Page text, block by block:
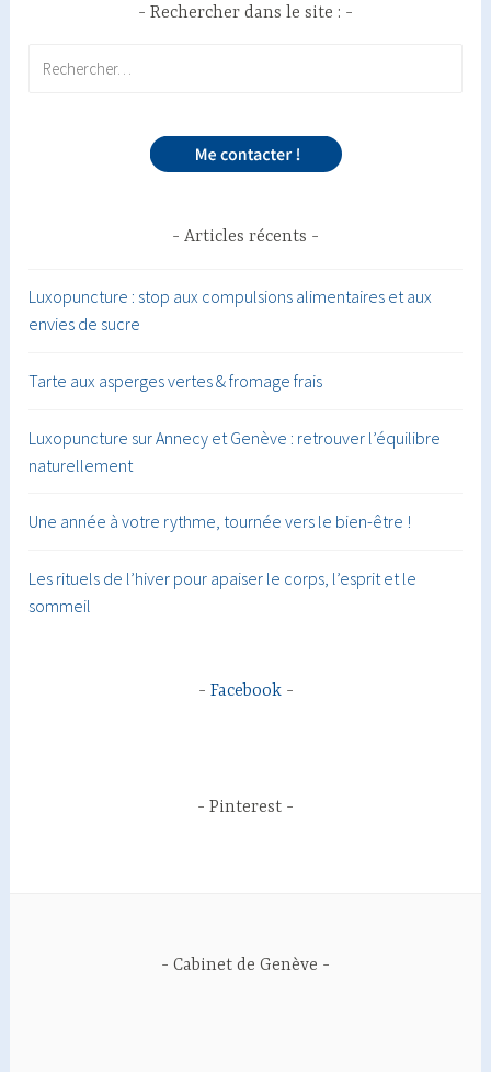
Rechercher dans le site :
Articles récents
Luxopuncture : stop aux compulsions alimentaires et aux
envies de sucre
Tarte aux asperges vertes & fromage frais
Luxopuncture sur Annecy et Genève : retrouver l’équilibre
naturellement
Une année à votre rythme, tournée vers le bien-être !
Les rituels de l’hiver pour apaiser le corps, l’esprit et le
sommeil
Facebook
Pinterest
Cabinet de Genève